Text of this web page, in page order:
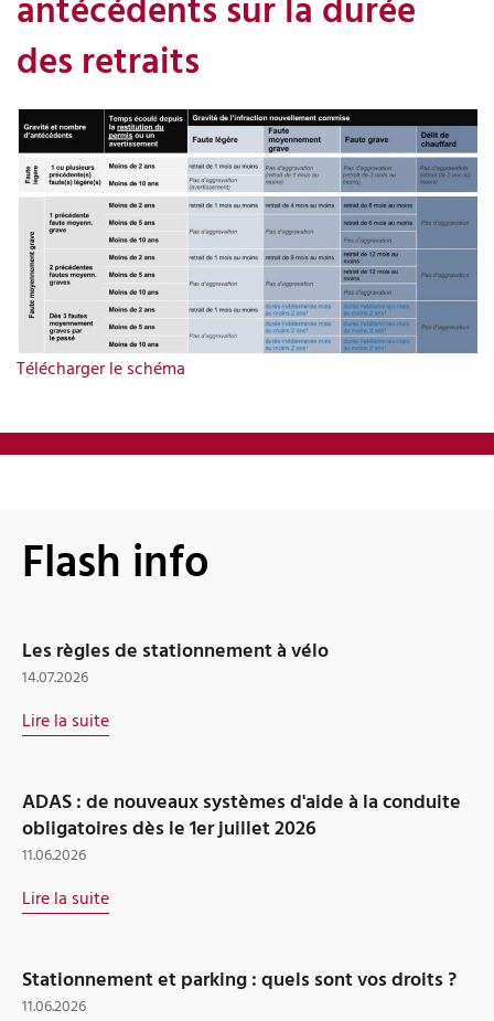
des retraits
Télécharger le schéma
Flash info
Les règles de stationnement à vélo
14.07.2026
Lire la suite
ADAS : de nouveaux systèmes d'aide à la conduite
obligatoires dès le 1er juillet 2026
11.06.2026
Lire la suite
Stationnement et parking : quels sont vos droits ?
11.06.2026